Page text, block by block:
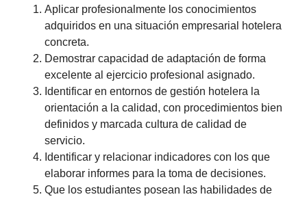
Aplicar profesionalmente los conocimientos
adquiridos en una situación empresarial hotelera
concreta.
Demostrar capacidad de adaptación de forma
excelente al ejercicio profesional asignado.
Identificar en entornos de gestión hotelera la
orientación a la calidad, con procedimientos bien
definidos y marcada cultura de calidad de
servicio.
Identificar y relacionar indicadores con los que
elaborar informes para la toma de decisiones.
Que los estudiantes posean las habilidades de